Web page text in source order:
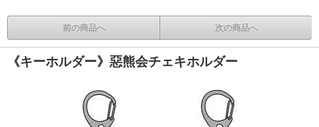
前の商品へ 次の商品へ
《キーホルダー》惡熊会チェキホルダー